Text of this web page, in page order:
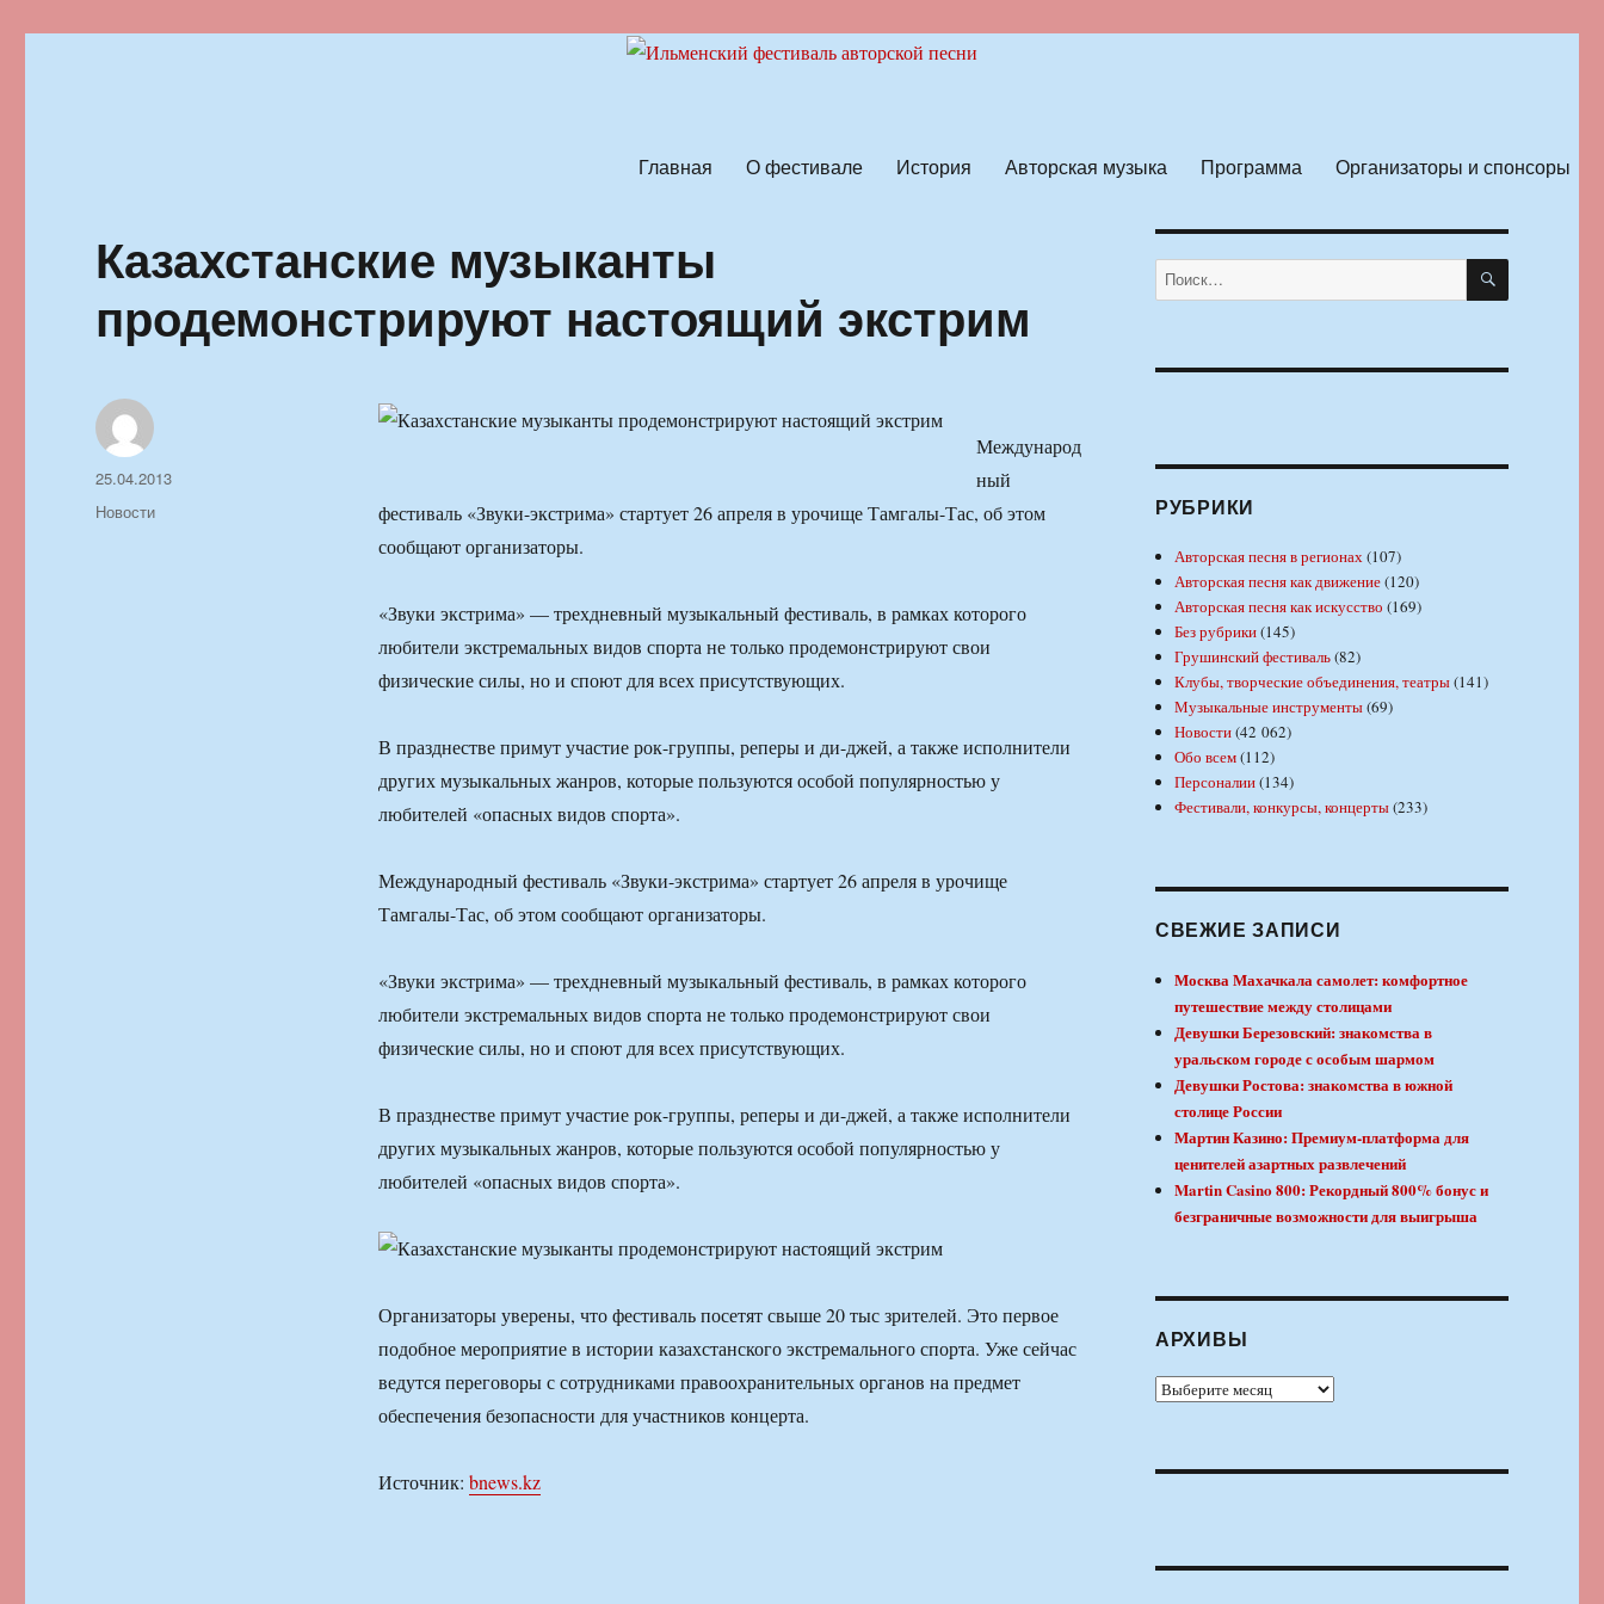
Главная О фестивале История Авторская музыка Программа Организаторы и спонсоры
Казахстанские музыканты
продемонстрируют настоящий экстрим
Международ
ный
фестиваль «Звуки-экстрима» стартует 26 апреля в урочище Тамгалы-Тас, об этом
сообщают организаторы.
«Звуки экстрима» — трехдневный музыкальный фестиваль, в рамках которого
любители экстремальных видов спорта не только продемонстрируют свои
физические силы, но и споют для всех присутствующих.
В празднестве примут участие рок-группы, реперы и ди-джей, а также исполнители
других музыкальных жанров, которые пользуются особой популярностью у
любителей «опасных видов спорта».
Международный фестиваль «Звуки-экстрима» стартует 26 апреля в урочище
Тамгалы-Тас, об этом сообщают организаторы.
«Звуки экстрима» — трехдневный музыкальный фестиваль, в рамках которого
любители экстремальных видов спорта не только продемонстрируют свои
физические силы, но и споют для всех присутствующих.
В празднестве примут участие рок-группы, реперы и ди-джей, а также исполнители
других музыкальных жанров, которые пользуются особой популярностью у
любителей «опасных видов спорта».
Организаторы уверены, что фестиваль посетят свыше 20 тыс зрителей. Это первое
подобное мероприятие в истории казахстанского экстремального спорта. Уже сейчас
ведутся переговоры с сотрудниками правоохранительных органов на предмет
обеспечения безопасности для участников концерта.
Источник: bnews.kz
Автор
Опубликовано
25.04.2013
Рубрики
Новости
Искать: ПОИСК
РУБРИКИ
Авторская песня в регионах(107)
Авторская песня как движение(120)
Авторская песня как искусство (169)
Без рубрики(145)
Грушинский фестиваль(82)
Клубы, творческие объединения, театры(141)
Музыкальные инструменты(69)
Новости(42 062)
Обо всем(112)
Персоналии(134)
Фестивали, конкурсы, концерты(233)
СВЕЖИЕ ЗАПИСИ
Москва Махачкала самолет: комфортное
путешествие между столицами
Девушки Березовский: знакомства в
уральском городе с особым шармом
Девушки Ростова: знакомства в южной
столице России
Мартин Казино: Премиум-платформа для
ценителей азартных развлечений
Martin Casino 800: Рекордный 800% бонус и
безграничные возможности для выигрыша
АРХИВЫ
Архивы